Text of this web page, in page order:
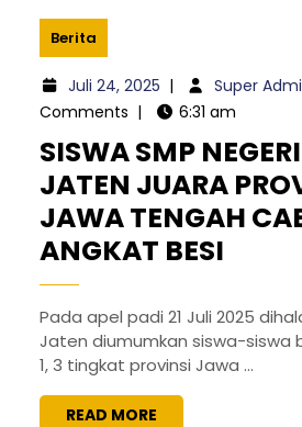
Berita
Juli 24, 2025 | Super
Comments | 6:31 am
SISWA SMP
JATEN JUARA
JAWA TENGAH
ANGKAT BESI
Pada apel padi 21 Juli 2025 dihalaman SMP Negeri 1
Jaten diumumkan siswa-siswa
1, 3 tingkat provinsi Jawa ...
READ MORE